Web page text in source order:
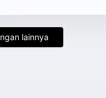
lainnya